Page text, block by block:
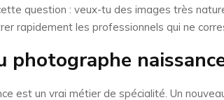
question : veux-tu des images très
rapidement les professionnels qui ne
photographe
est un vrai métier de spécialité. Un